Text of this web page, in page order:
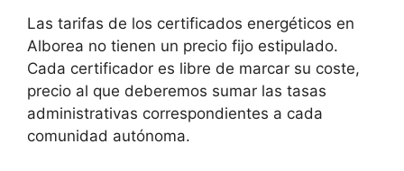
Las tarifas de los certificados energéticos en
Alborea no tienen un precio fijo estipulado.
Cada certificador es libre de marcar su coste,
precio al que deberemos sumar las tasas
administrativas correspondientes a cada
comunidad autónoma.